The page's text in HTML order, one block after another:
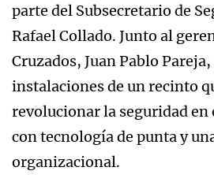
parte del Subsecretario de
Rafael Collado. Junto al
Cruzados, Juan Pablo
instalaciones de un recinto
revolucionar la seguridad
con tecnología de punta y
organizacional.